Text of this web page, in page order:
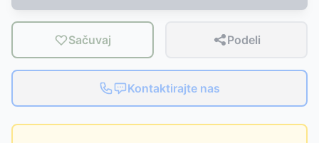
Sačuvaj Podeli
Kontaktirajte nas